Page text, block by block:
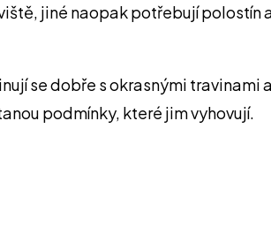
jiné naopak potřebují polostín
se dobře s okrasnými
podmínky, které jim vyhovují.